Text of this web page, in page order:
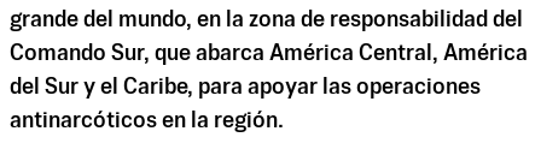
grande del mundo, en la zona de responsabilidad del
Comando Sur, que abarca América Central, América
del Sur y el Caribe, para apoyar las operaciones
antinarcóticos en la región.